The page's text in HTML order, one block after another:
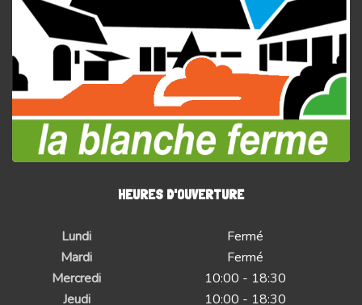
HEURES D'OUVERTURE
Lundi
Fermé
Mardi
Fermé
Mercredi
10:00 - 18:30
Jeudi
10:00 - 18:30